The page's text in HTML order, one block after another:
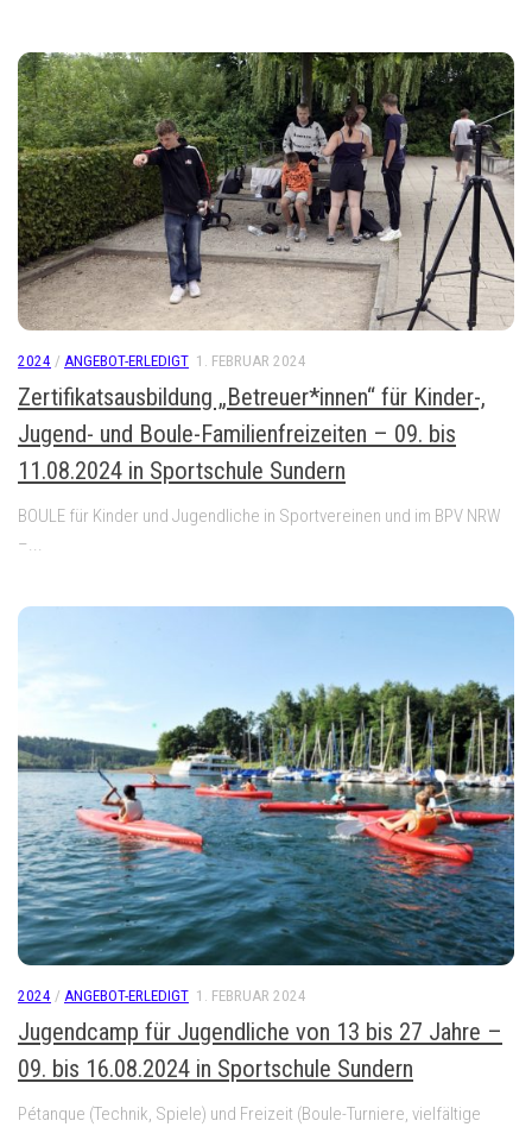
2024 / ANGEBOT-ERLEDIGT 1. FEBRUAR 2024
Zertifikatsausbildung „Betreuer*innen“ für Kinder-,
Jugend- und Boule-Familienfreizeiten – 09. bis
11.08.2024 in Sportschule Sundern
BOULE für Kinder und Jugendliche in Sportvereinen und im BPV NRW
–...
2024 / ANGEBOT-ERLEDIGT 1. FEBRUAR 2024
Jugendcamp für Jugendliche von 13 bis 27 Jahre –
09. bis 16.08.2024 in Sportschule Sundern
Pétanque (Technik, Spiele) und Freizeit (Boule-Turniere, vielfältige